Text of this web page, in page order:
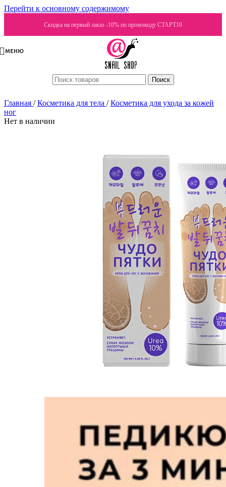
Перейти к основному содержимому
Скидка на первый заказ -10% по промокоду СТАРТ10
МЕНЮ
Поиск
Главная / Косметика для тела / Косметика для ухода за кожей
ног
Нет в наличии